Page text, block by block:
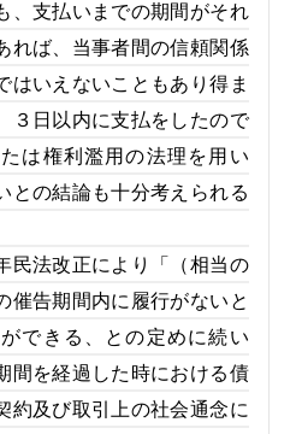
、支払いまでの期間がそれ
れば、当事者間の信頼関係
はいえないこともあり得ま
３日以内に支払をしたので
は権利濫用の法理を用い
との結論も十分考えられる
法改正により「（相当の
催告期間内に履行がないと
できる、との定めに続い
間を経過した時における債
約及び取引上の社会通念に